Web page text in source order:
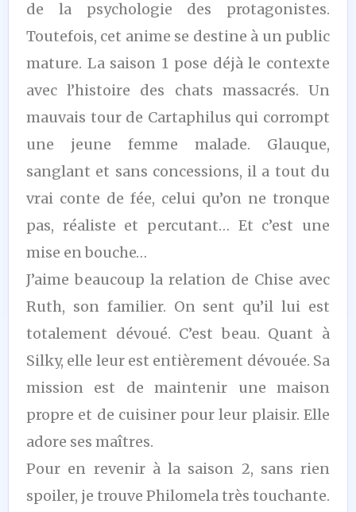
de la psychologie des protagonistes.
Toutefois, cet anime se destine à un public
mature. La saison 1 pose déjà le contexte
avec l’histoire des chats massacrés. Un
mauvais tour de Cartaphilus qui corrompt
une jeune femme malade. Glauque,
sanglant et sans concessions, il a tout du
vrai conte de fée, celui qu’on ne tronque
pas, réaliste et percutant… Et c’est une
mise en bouche…
J’aime beaucoup la relation de Chise avec
Ruth, son familier. On sent qu’il lui est
totalement dévoué. C’est beau. Quant à
Silky, elle leur est entièrement dévouée. Sa
mission est de maintenir une maison
propre et de cuisiner pour leur plaisir. Elle
adore ses maîtres.
Pour en revenir à la saison 2, sans rien
spoiler, je trouve Philomela très touchante.